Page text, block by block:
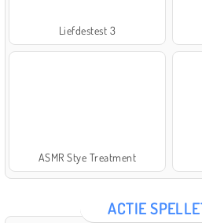
Liefdestest 3
ASMR Stye Treatment
ACTIE